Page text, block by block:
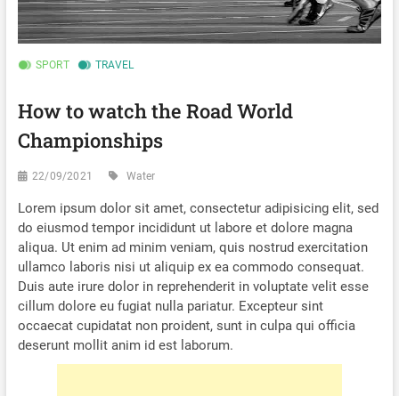
SPORT TRAVEL
How to watch the Road World
Championships
22/09/2021 Water
Lorem ipsum dolor sit amet, consectetur adipisicing elit, sed
do eiusmod tempor incididunt ut labore et dolore magna
aliqua. Ut enim ad minim veniam, quis nostrud exercitation
ullamco laboris nisi ut aliquip ex ea commodo consequat.
Duis aute irure dolor in reprehenderit in voluptate velit esse
cillum dolore eu fugiat nulla pariatur. Excepteur sint
occaecat cupidatat non proident, sunt in culpa qui officia
deserunt mollit anim id est laborum.